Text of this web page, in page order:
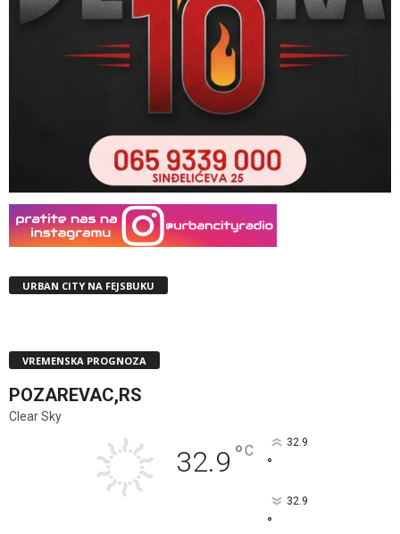
URBAN CITY NA FEJSBUKU
VREMENSKA PROGNOZA
POZAREVAC,RS
Clear Sky
32.9 °C 32.9
°
32.9
°